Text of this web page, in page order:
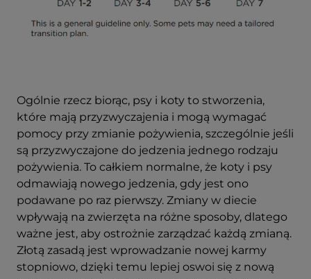
Ogólnie rzecz biorąc, psy i koty to stworzenia,
które mają przyzwyczajenia i mogą wymagać
pomocy przy zmianie pożywienia, szczególnie jeśli
są przyzwyczajone do jedzenia jednego rodzaju
pożywienia. To całkiem normalne, że koty i psy
odmawiają nowego jedzenia, gdy jest ono
podawane po raz pierwszy. Zmiany w diecie
wpływają na zwierzęta na różne sposoby, dlatego
ważne jest, aby ostrożnie zarządzać każdą zmianą.
Złotą zasadą jest wprowadzanie nowej karmy
stopniowo, dzięki temu lepiej oswoi się z nową